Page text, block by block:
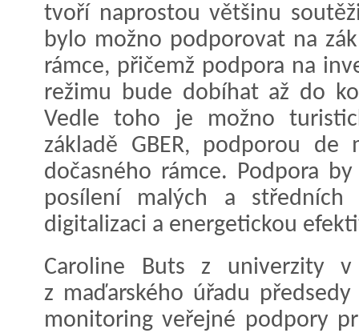
tvoří naprostou většinu
bylo možno podporovat na
rámce, přičemž podpora na
režimu bude dobíhat až do
Vedle toho je možno
základě GBER, podporou
dočasného rámce. Podpora
posílení malých a
digitalizaci a energetickou
Caroline Buts z univerzity
z maďarského úřadu
monitoring veřejné podpory